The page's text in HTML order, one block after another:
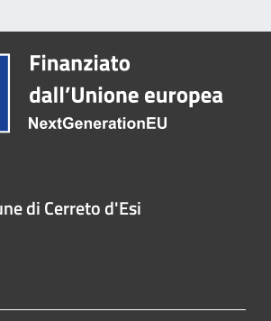
di Cerreto d'Esi